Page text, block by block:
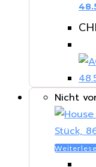
Nicht